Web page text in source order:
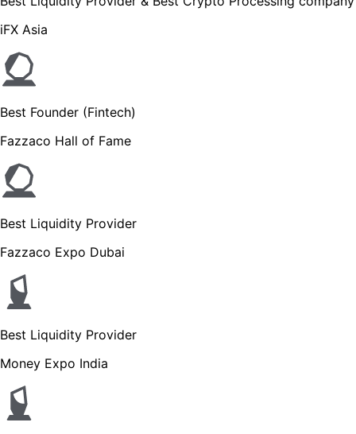
iFX Asia
Best Founder (Fintech)
Fazzaco Hall of Fame
Best Liquidity Provider
Fazzaco Expo Dubai
Best Liquidity Provider
Money Expo India